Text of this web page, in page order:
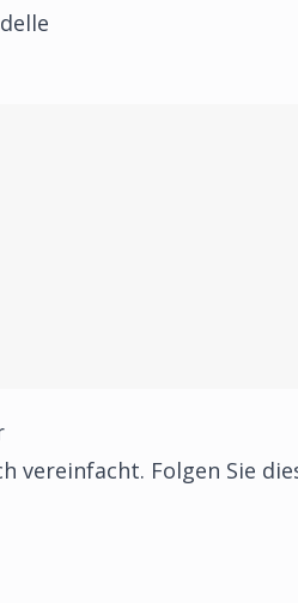
vereinfacht. Folgen Sie